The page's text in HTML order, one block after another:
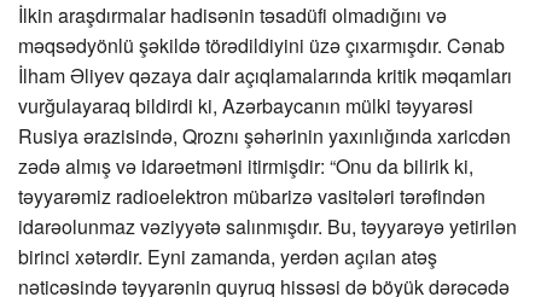
İlkin araşdırmalar hadisənin təsadüfi olmadığını və
məqsədyönlü şəkildə törədildiyini üzə çıxarmışdır. Cənab
İlham Əliyev qəzaya dair açıqlamalarında kritik məqamları
vurğulayaraq bildirdi ki, Azərbaycanın mülki təyyarəsi
Rusiya ərazisində, Qroznı şəhərinin yaxınlığında xaricdən
zədə almış və idarəetməni itirmişdir: “Onu da bilirik ki,
təyyarəmiz radioelektron mübarizə vasitələri tərəfindən
idarəolunmaz vəziyyətə salınmışdır. Bu, təyyarəyə yetirilən
birinci xətərdir. Eyni zamanda, yerdən açılan atəş
nəticəsində təyyarənin quyruq hissəsi də böyük dərəcədə